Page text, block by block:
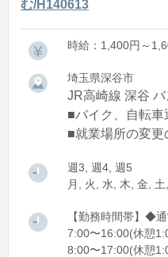
む/H140613
時給：1,400円～
埼玉県深谷市
JR高崎線 深谷 バ
■バイク、自転車
■就業場所の変更
週3, 週4, 週5
月, 火, 水, 木, 金,
【勤務時間帯】◆
7:00〜16:00(休憩
8:00〜17:00(休憩